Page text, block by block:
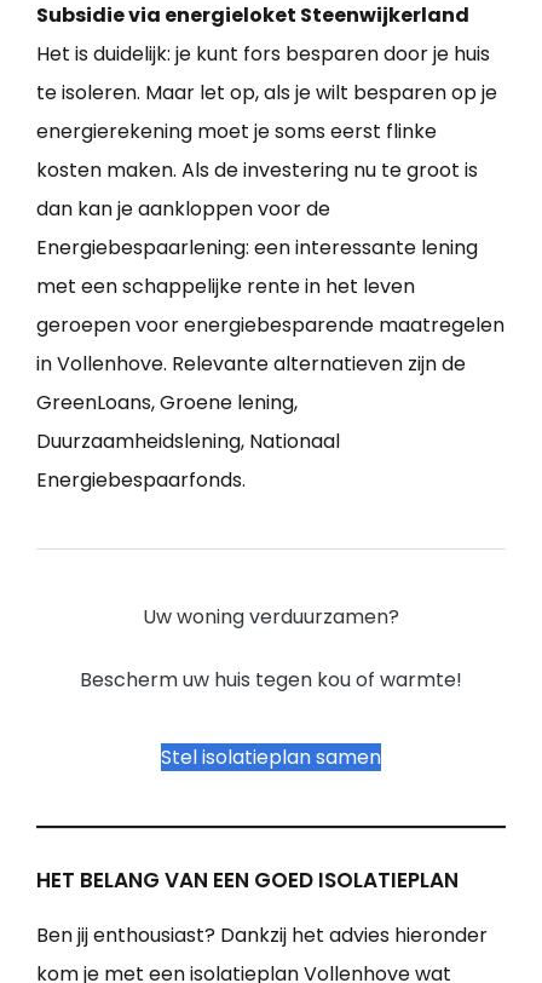
Subsidie via energieloket Steenwijkerland
Het is duidelijk: je kunt fors besparen door je huis
te isoleren. Maar let op, als je wilt besparen op je
energierekening moet je soms eerst flinke
kosten maken. Als de investering nu te groot is
dan kan je aankloppen voor de
Energiebespaarlening: een interessante lening
met een schappelijke rente in het leven
geroepen voor energiebesparende maatregelen
in Vollenhove. Relevante alternatieven zijn de
GreenLoans, Groene lening,
Duurzaamheidslening, Nationaal
Energiebespaarfonds.
Uw woning verduurzamen?
Bescherm uw huis tegen kou of warmte!
Stel isolatieplan samen
HET BELANG VAN EEN GOED ISOLATIEPLAN
Ben jij enthousiast? Dankzij het advies hieronder
kom je met een isolatieplan Vollenhove wat